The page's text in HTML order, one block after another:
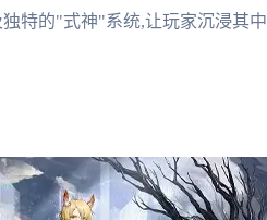
特的"式神"系统,让玩家沉浸其